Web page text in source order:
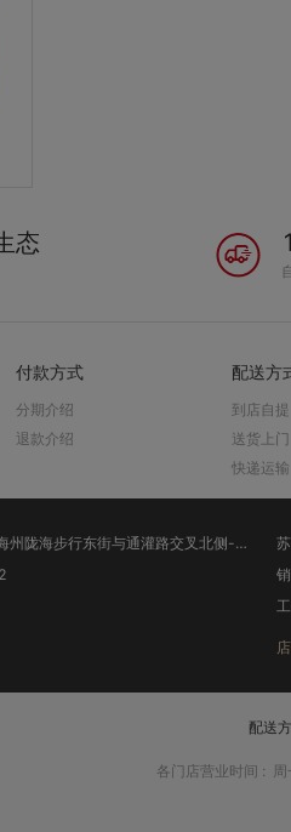
态
付款方式
分期介绍
退款介绍
配送方
到店自提
送货上门
快递运输
动感店·L_L3地址：连云港海州陇海步行东街与通灌路交叉北侧-兴鸿数码（动感店）
苏果店·L_L5地址：连云港市海
配送
各门店营业时间 :